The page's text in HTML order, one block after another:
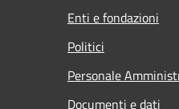
Enti e fondazioni
Politici
Personale
Documenti e dati